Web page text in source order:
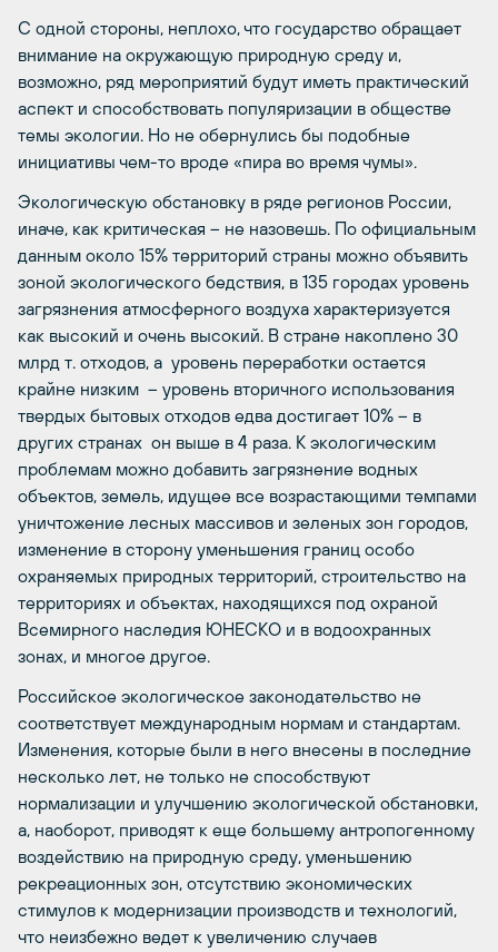
С одной стороны, неплохо, что государство обращает
внимание на окружающую природную среду и,
возможно, ряд мероприятий будут иметь практический
аспект и способствовать популяризации в обществе
темы экологии. Но не обернулись бы подобные
инициативы чем-то вроде «пира во время чумы».
Экологическую обстановку в ряде регионов России,
иначе, как критическая – не назовешь. По официальным
данным около 15% территорий страны можно объявить
зоной экологического бедствия, в 135 городах уровень
загрязнения атмосферного воздуха характеризуется
как высокий и очень высокий. В стране накоплено 30
млрд т. отходов, а уровень переработки остается
крайне низким – уровень вторичного использования
твердых бытовых отходов едва достигает 10% – в
других странах он выше в 4 раза. К экологическим
проблемам можно добавить загрязнение водных
объектов, земель, идущее все возрастающими темпами
уничтожение лесных массивов и зеленых зон городов,
изменение в сторону уменьшения границ особо
охраняемых природных территорий, строительство на
территориях и объектах, находящихся под охраной
Всемирного наследия ЮНЕСКО и в водоохранных
зонах, и многое другое.
Российское экологическое законодательство не
соответствует международным нормам и стандартам.
Изменения, которые были в него внесены в последние
несколько лет, не только не способствуют
нормализации и улучшению экологической обстановки,
а, наоборот, приводят к еще большему антропогенному
воздействию на природную среду, уменьшению
рекреационных зон, отсутствию экономических
стимулов к модернизации производств и технологий,
что неизбежно ведет к увеличению случаев